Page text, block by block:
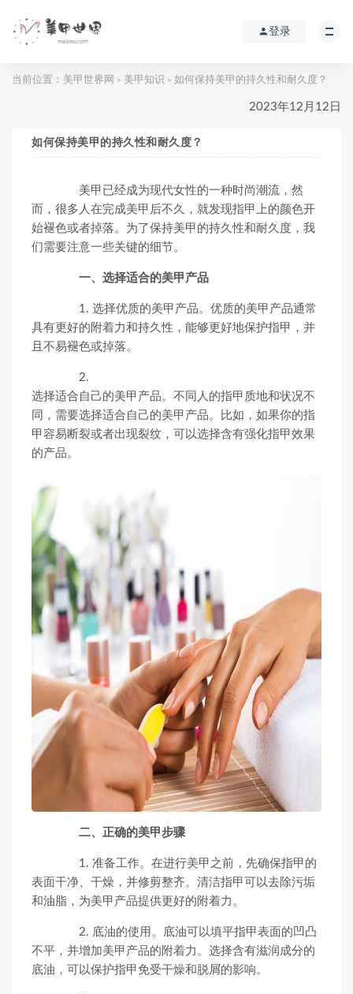
登录
当前位置： 美甲世界网 > 美甲知识 > 如何保持美甲的持久性和耐久度？
2023年12月12日
如何保持美甲的持久性和耐久度？
美甲已经成为现代女性的一种时尚潮流，然
而，很多人在完成美甲后不久，就发现指甲上的颜色开
始褪色或者掉落。为了保持美甲的持久性和耐久度，我
们需要注意一些关键的细节。
一、选择适合的美甲产品
1. 选择优质的美甲产品。优质的美甲产品通常
具有更好的附着力和持久性，能够更好地保护指甲，并
且不易褪色或掉落。
2.
选择适合自己的美甲产品。不同人的指甲质地和状况不
同，需要选择适合自己的美甲产品。比如，如果你的指
甲容易断裂或者出现裂纹，可以选择含有强化指甲效果
的产品。
二、正确的美甲步骤
1. 准备工作。在进行美甲之前，先确保指甲的
表面干净、干燥，并修剪整齐。清洁指甲可以去除污垢
和油脂，为美甲产品提供更好的附着力。
2. 底油的使用。底油可以填平指甲表面的凹凸
不平，并增加美甲产品的附着力。选择含有滋润成分的
底油，可以保护指甲免受干燥和脱屑的影响。